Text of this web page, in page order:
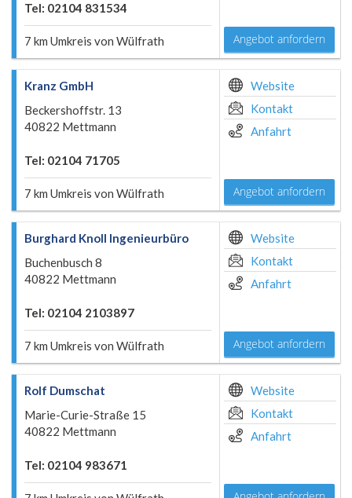
Tel: 02104 831534
7 km Umkreis von Wülfrath Angebot anfordern
Kranz GmbH
Beckershoffstr. 13
40822 Mettmann
Tel: 02104 71705
7 km Umkreis von Wülfrath
Website
Kontakt
Anfahrt
Angebot anfordern
Burghard Knoll Ingenieurbüro
Buchenbusch 8
40822 Mettmann
Tel: 02104 2103897
7 km Umkreis von Wülfrath
Website
Kontakt
Anfahrt
Angebot anfordern
Rolf Dumschat
Marie-Curie-Straße 15
40822 Mettmann
Tel: 02104 983671
Website
Kontakt
Anfahrt